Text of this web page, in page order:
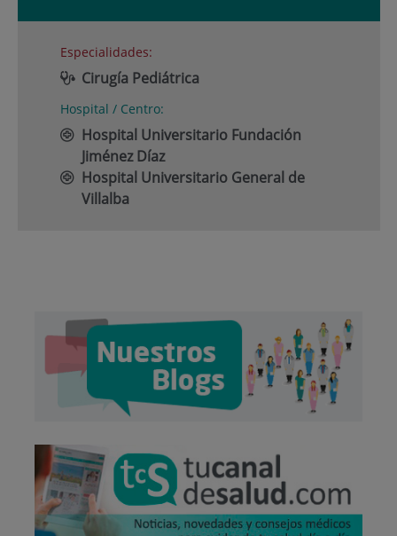
Especialidades:
Cirugía Pediátrica
Hospital / Centro:
Hospital Universitario Fundación
Jiménez Díaz
Hospital Universitario General de
Villalba